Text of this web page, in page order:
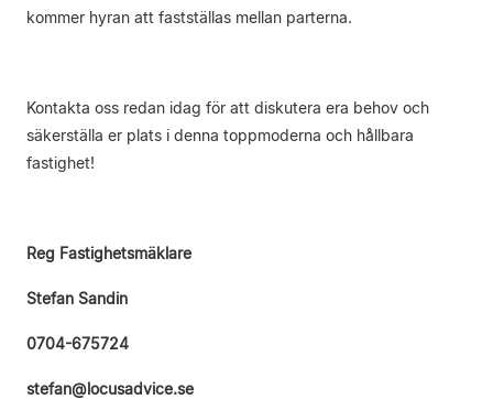
kommer hyran att fastställas mellan parterna.
Kontakta oss redan idag för att diskutera era behov och
säkerställa er plats i denna toppmoderna och hållbara
fastighet!
Reg Fastighetsmäklare
Stefan Sandin
0704-675724
stefan@locusadvice.se